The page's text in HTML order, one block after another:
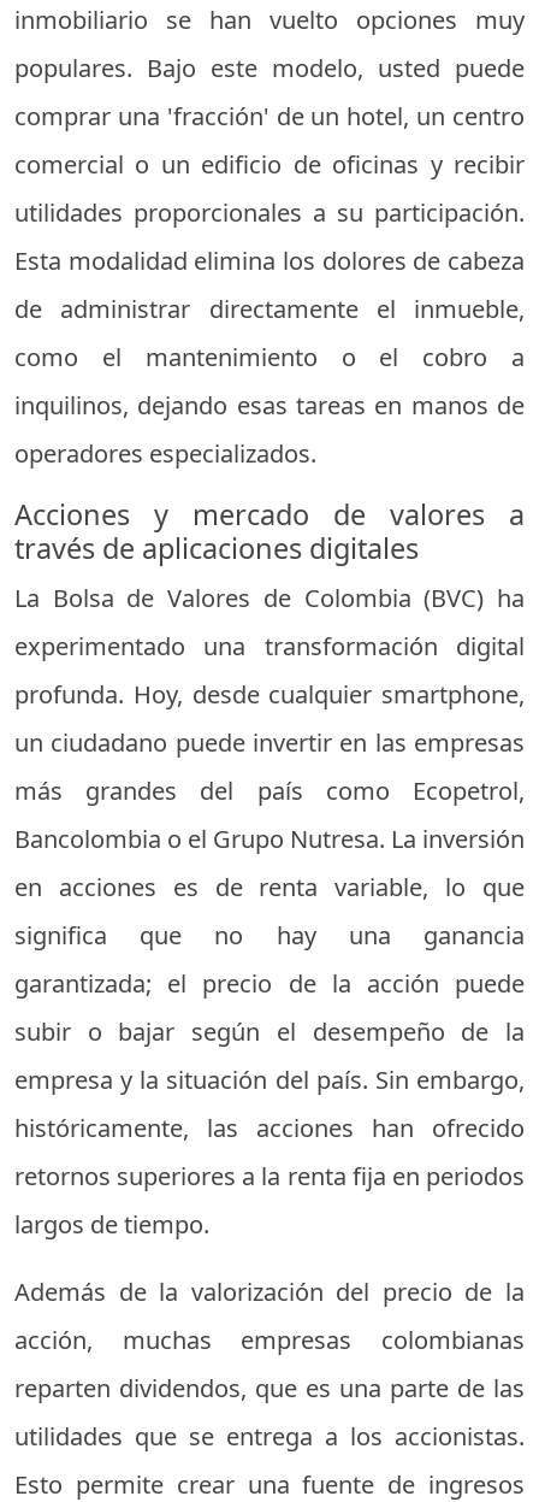
inmobiliario se han vuelto opciones muy
populares. Bajo este modelo, usted puede
comprar una 'fracción' de un hotel, un centro
comercial o un edificio de oficinas y recibir
utilidades proporcionales a su participación.
Esta modalidad elimina los dolores de cabeza
de administrar directamente el inmueble,
como el mantenimiento o el cobro a
inquilinos, dejando esas tareas en manos de
operadores especializados.
Acciones y mercado de valores a
través de aplicaciones digitales
La Bolsa de Valores de Colombia (BVC) ha
experimentado una transformación digital
profunda. Hoy, desde cualquier smartphone,
un ciudadano puede invertir en las empresas
más grandes del país como Ecopetrol,
Bancolombia o el Grupo Nutresa. La inversión
en acciones es de renta variable, lo que
significa que no hay una ganancia
garantizada; el precio de la acción puede
subir o bajar según el desempeño de la
empresa y la situación del país. Sin embargo,
históricamente, las acciones han ofrecido
retornos superiores a la renta fija en periodos
largos de tiempo.
Además de la valorización del precio de la
acción, muchas empresas colombianas
reparten dividendos, que es una parte de las
utilidades que se entrega a los accionistas.
Esto permite crear una fuente de ingresos